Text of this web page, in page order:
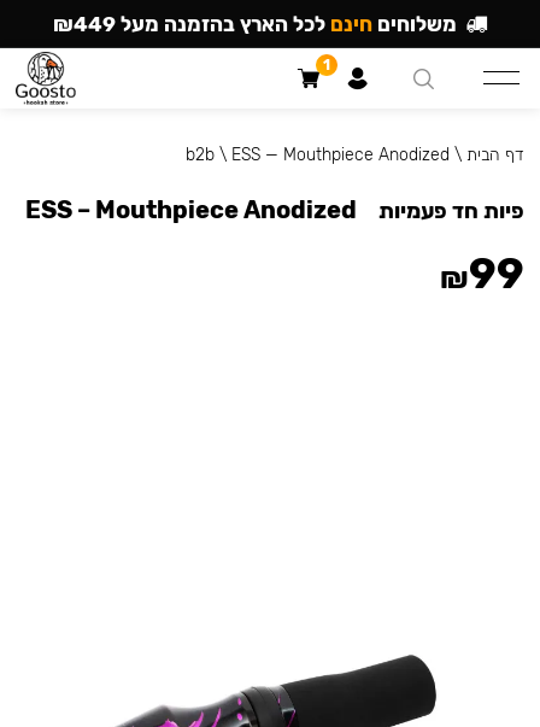
דף הבית \
b2b\ ESS — Mouthpiece Anodized
פיות חד פעמיות ESS – Mouthpiece Anodized
₪99
משלוחים חינם לכל הארץ בהזמנה מעל ₪449
1